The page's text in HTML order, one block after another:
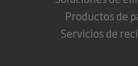
Productos de
Servicios de